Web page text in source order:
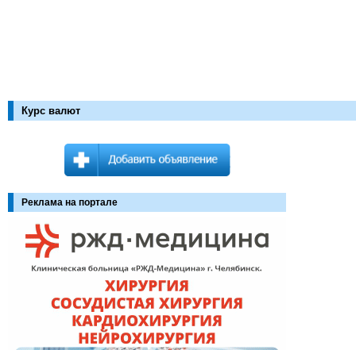
Курс валют
Реклама на портале